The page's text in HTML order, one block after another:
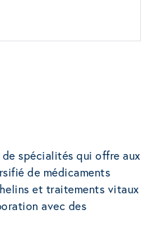
spécialités qui offre aux
de médicaments
et traitements vitaux
avec des